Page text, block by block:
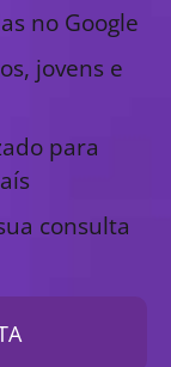
no Google
jovens e
para
consulta